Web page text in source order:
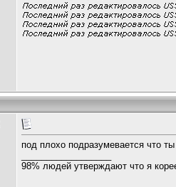
под плохо подразумевается что
98% людей утверждают что я